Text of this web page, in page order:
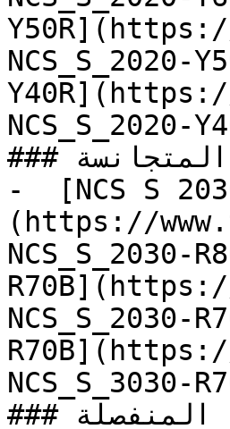
### المتجانسة
-  [NCS S
(https://
### المكملة المنفصلة